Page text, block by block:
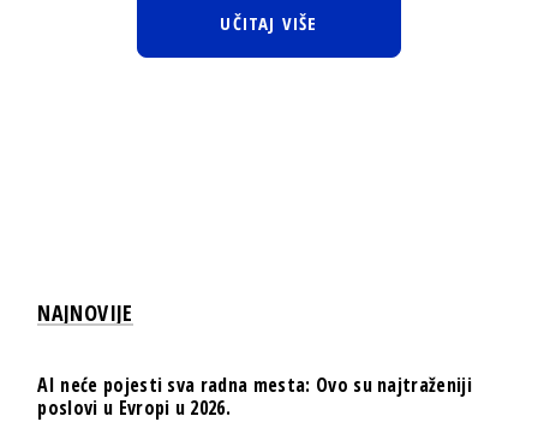
UČITAJ VIŠE
NAJNOVIJE
AI neće pojesti sva radna mesta: Ovo su najtraženiji
poslovi u Evropi u 2026.